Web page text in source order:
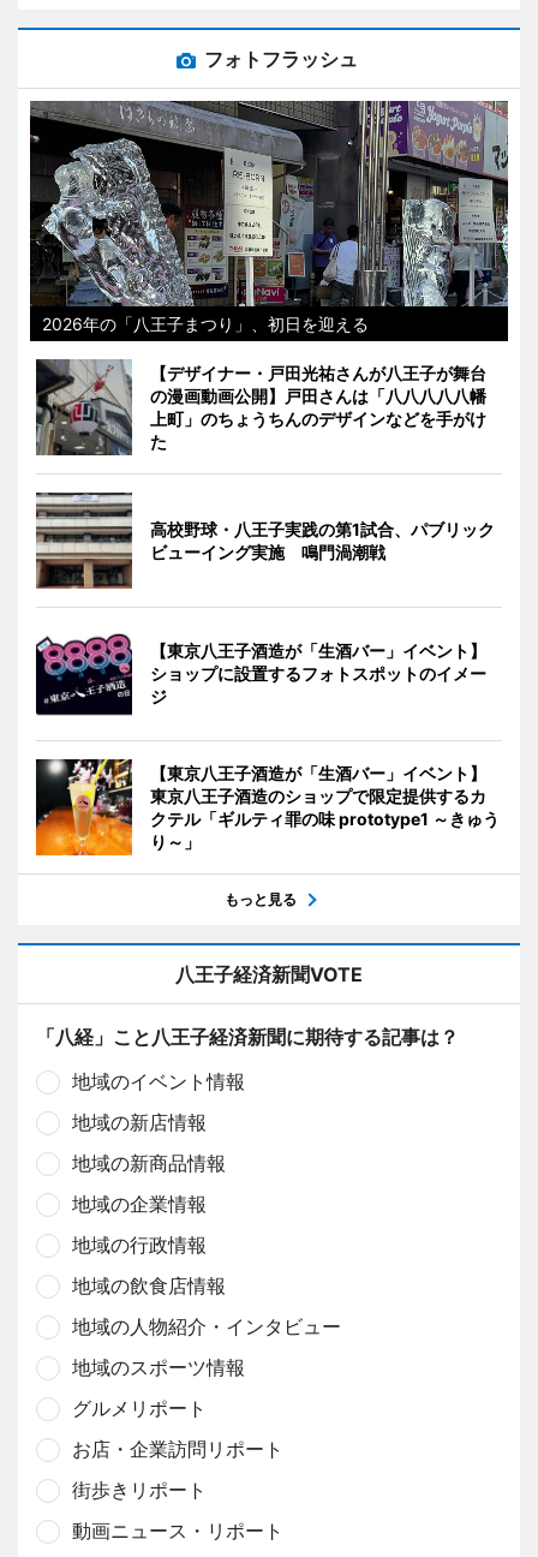
フォトフラッシュ
2026年の「八王子まつり」、初日を迎える
【デザイナー・戸田光祐さんが八王子が舞台
の漫画動画公開】戸田さんは「八八八八八幡
上町」のちょうちんのデザインなどを手がけ
た
高校野球・八王子実践の第1試合、パブリック
ビューイング実施 鳴門渦潮戦
【東京八王子酒造が「生酒バー」イベント】
ショップに設置するフォトスポットのイメー
ジ
【東京八王子酒造が「生酒バー」イベント】
東京八王子酒造のショップで限定提供するカ
クテル「ギルティ罪の味 prototype1 ～きゅう
り～」
もっと見る
八王子経済新聞VOTE
「八経」こと八王子経済新聞に期待する記事は？
地域のイベント情報
地域の新店情報
地域の新商品情報
地域の企業情報
地域の行政情報
地域の飲食店情報
地域の人物紹介・インタビュー
地域のスポーツ情報
グルメリポート
お店・企業訪問リポート
街歩きリポート
動画ニュース・リポート